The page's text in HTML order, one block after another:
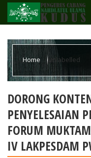
Home Unlabelled
ILMU PENGETAHUAN IV
DORONG
PENYELESAIAN
FORUM
IV LAKPESDAM